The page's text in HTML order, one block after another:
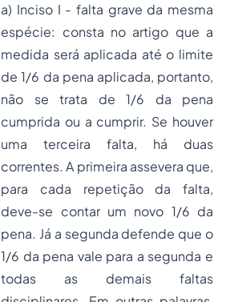
a) Inciso I - falta grave da mesma
espécie: consta no artigo que a
medida será aplicada até o limite
de 1/6 da pena aplicada, portanto,
não se trata de 1/6 da pena
cumprida ou a cumprir. Se houver
uma terceira falta, há duas
correntes. A primeira assevera que,
para cada repetição da falta,
deve-se contar um novo 1/6 da
pena. Já a segunda defende que o
1/6 da pena vale para a segunda e
todas as demais faltas